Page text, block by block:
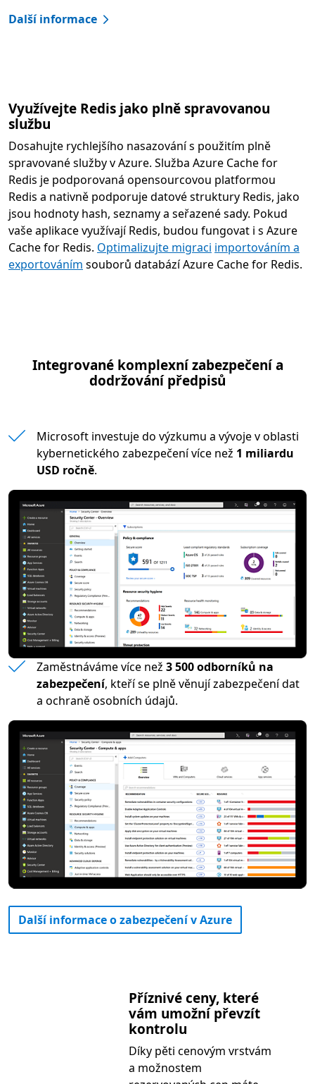
Další informace
Využívejte Redis jako plně spravovanou
službu
Dosahujte rychlejšího nasazování s použitím plně
spravované služby v Azure. Služba Azure Cache for
Redis je podporovaná opensourcovou platformou
Redis a nativně podporuje datové struktury Redis, jako
jsou hodnoty hash, seznamy a seřazené sady. Pokud
vaše aplikace využívají Redis, budou fungovat i s Azure
Cache for Redis. Optimalizujte migraci importováním a
exportováním souborů databází Azure Cache for Redis.
Integrované komplexní zabezpečení a
dodržování předpisů
Microsoft investuje do výzkumu a vývoje v oblasti
kybernetického zabezpečení více než 1 miliardu
USD ročně.
Zaměstnáváme více než 3 500 odborníků na
zabezpečení, kteří se plně věnují zabezpečení dat
a ochraně osobních údajů.
Další informace o zabezpečení v Azure
Příznivé ceny, které
vám umožní převzít
kontrolu
Díky pěti cenovým vrstvám
a možnostem